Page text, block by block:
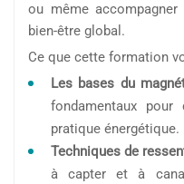
ou même
bien-être global.
Ce que cette formation
Les bases du
fondamentaux
pratique énergétique.
Techniques de
à capter et à